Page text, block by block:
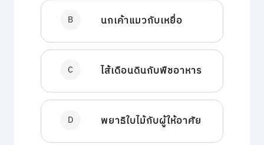
B นกเค้าแมวกับเหยื่อ
C ไส้เดือนดินกับพืชอาหาร
D พยาธิใบไม้กับผู้ให้อาศัย